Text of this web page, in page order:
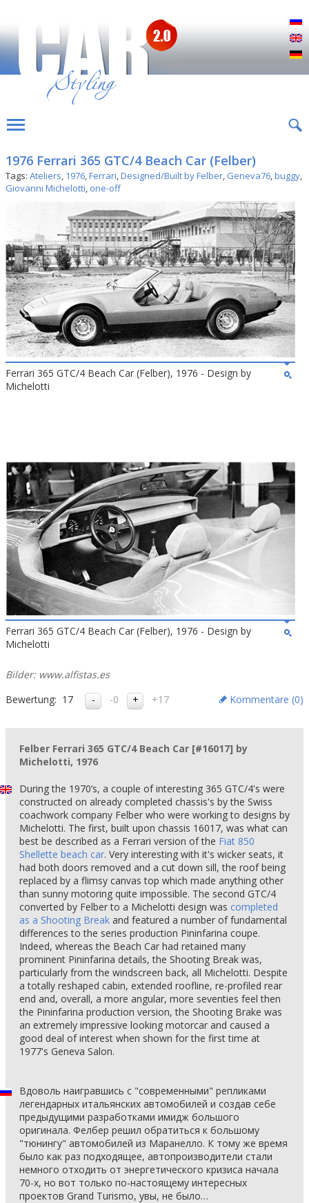
1976 Ferrari 365 GTC/4 Beach Car (Felber)
Tags: Ateliers, 1976,Ferrari,Designed/Built by Felber, Geneva76,buggy,
Giovanni Michelotti, one-off
Ferrari 365 GTC/4 Beach Car (Felber), 1976 - Design by
Michelotti
Ferrari 365 GTC/4 Beach Car (Felber), 1976 - Design by
Michelotti
Bilder: www.alfistas.es
Bewertung: 17 -0 +17 Kommentare (0)
Felber Ferrari 365 GTC/4 Beach Car [#16017] by
Michelotti, 1976
During the 1970’s, a couple of interesting 365 GTC/4's were
constructed on already completed chassis's by the Swiss
coachwork company Felber who were working to designs by
Michelotti. The first, built upon chassis 16017, was what can
best be described as a Ferrari version of the Fiat 850
Shellette beach car. Very interesting with it's wicker seats, it
had both doors removed and a cut down sill, the roof being
replaced by a flimsy canvas top which made anything other
than sunny motoring quite impossible. The second GTC/4
converted by Felber to a Michelotti design was completed
as a Shooting Break and featured a number of fundamental
differences to the series production Pininfarina coupe.
Indeed, whereas the Beach Car had retained many
prominent Pininfarina details, the Shooting Break was,
particularly from the windscreen back, all Michelotti. Despite
a totally reshaped cabin, extended roofline, re-profiled rear
end and, overall, a more angular, more seventies feel then
the Pininfarina production version, the Shooting Brake was
an extremely impressive looking motorcar and caused a
good deal of interest when shown for the first time at
1977's Geneva Salon.
Вдоволь наигравшись с "современными" репликами
легендарных итальянских автомобилей и создав себе
предыдущими разработками имидж большого
оригинала. Фелбер решил обратиться к большому
"тюнингу" автомобилей из Маранелло. К тому же время
было как раз подходящее, автопроизводители стали
немного отходить от энергетического кризиса начала
70-х, но вот только по-настоящему интересных
проектов Grand Turismo, увы, не было…